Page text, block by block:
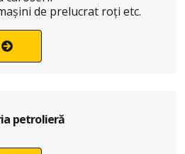
de prelucrat roți etc.
petrolieră